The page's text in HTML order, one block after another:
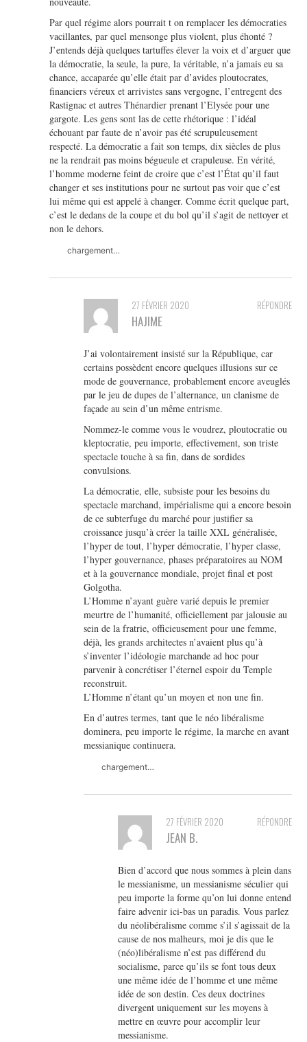
Par quel régime alors pourrait t on remplacer les démocraties
vacillantes, par quel mensonge plus violent, plus éhonté ?
J’entends déjà quelques tartuffes élever la voix et d’arguer que
la démocratie, la seule, la pure, la véritable, n’a jamais eu sa
chance, accaparée qu’elle était par d’avides ploutocrates,
financiers véreux et arrivistes sans vergogne, l’entregent des
Rastignac et autres Thénardier prenant l’Elysée pour une
gargote. Les gens sont las de cette rhétorique : l’idéal
échouant par faute de n’avoir pas été scrupuleusement
respecté. La démocratie a fait son temps, dix siècles de plus
ne la rendrait pas moins bégueule et crapuleuse. En vérité,
l’homme moderne feint de croire que c’est l’État qu’il faut
changer et ses institutions pour ne surtout pas voir que c’est
lui même qui est appelé à changer. Comme écrit quelque part,
c’est le dedans de la coupe et du bol qu’il s’agit de nettoyer et
non le dehors.
chargement…
RÉPONDRE
27 FÉVRIER 2020
HAJIME
J’ai volontairement insisté sur la République, car
certains possèdent encore quelques illusions sur ce
mode de gouvernance, probablement encore aveuglés
par le jeu de dupes de l’alternance, un clanisme de
façade au sein d’un même entrisme.
Nommez-le comme vous le voudrez, ploutocratie ou
kleptocratie, peu importe, effectivement, son triste
spectacle touche à sa fin, dans de sordides
convulsions.
La démocratie, elle, subsiste pour les besoins du
spectacle marchand, impérialisme qui a encore besoin
de ce subterfuge du marché pour justifier sa
croissance jusqu’à créer la taille XXL généralisée,
l’hyper de tout, l’hyper démocratie, l’hyper classe,
l’hyper gouvernance, phases préparatoires au NOM
et à la gouvernance mondiale, projet final et post
Golgotha.
L’Homme n’ayant guère varié depuis le premier
meurtre de l’humanité, officiellement par jalousie au
sein de la fratrie, officieusement pour une femme,
déjà, les grands architectes n’avaient plus qu’à
s’inventer l’idéologie marchande ad hoc pour
parvenir à concrétiser l’éternel espoir du Temple
reconstruit.
L’Homme n’étant qu’un moyen et non une fin.
En d’autres termes, tant que le néo libéralisme
dominera, peu importe le régime, la marche en avant
messianique continuera.
chargement…
RÉPONDRE
27 FÉVRIER 2020
JEAN B.
Bien d’accord que nous sommes à plein dans
le messianisme, un messianisme séculier qui
peu importe la forme qu’on lui donne entend
faire advenir ici-bas un paradis. Vous parlez
du néolibéralisme comme s’il s’agissait de la
cause de nos malheurs, moi je dis que le
(néo)libéralisme n’est pas différend du
socialisme, parce qu’ils se font tous deux
une même idée de l’homme et une même
idée de son destin. Ces deux doctrines
divergent uniquement sur les moyens à
mettre en œuvre pour accomplir leur
messianisme.